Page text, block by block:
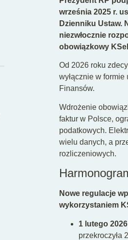
września 2025 r.
Dzienniku Ustaw.
niezwłocznie
obowiązkowy
Od 2026 roku
wyłącznie w
Finansów.
Wdrożenie
faktur w Polsce,
podatkowych.
wielu danych, a
rozliczeniowych.
Nowe regulacje
wykorzystaniem
1 lutego
przekroczyła